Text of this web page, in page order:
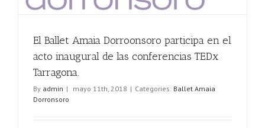
El Ballet Amaia Dorroonsoro participa en el
acto inaugural de las conferencias TEDx
Tarragona.
By admin | mayo 11th, 2018 | Categories: Ballet Amaia
Dorronsoro